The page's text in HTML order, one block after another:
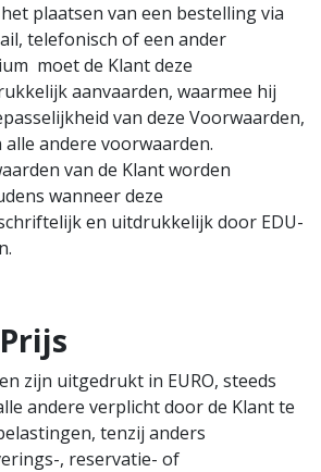
plaatsen van een bestelling via
telefonisch of een ander
moet de Klant deze
aanvaarden, waarmee hij
van deze Voorwaarden,
andere voorwaarden.
van de Klant worden
wanneer deze
en uitdrukkelijk door EDU-
zijn uitgedrukt in EURO, steeds
andere verplicht door de Klant te
tenzij anders
, reservatie- of